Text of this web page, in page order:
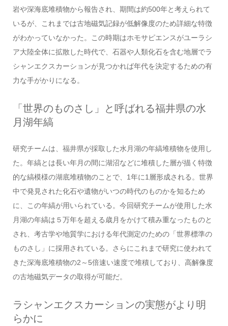
岩や深海底堆積物から報告され、期間は約500年と考えられて
いるが、これまでは古地磁気記録が低解像度のため詳細な特徴
がわかっていなかった。この時期はホモサピエンスがユーラシ
ア大陸全体に拡散した時代で、石器や人類化石を含む地層でラ
シャンエクスカーションが見つかれば年代を決定するための有
力な手がかりになる。
「世界のものさし」と呼ばれる福井県の水
月湖年縞
研究チームは、福井県が採取した水月湖の年縞堆積物を使用し
た。年縞とは長い年月の間に湖沼などに堆積した層が描く特徴
的な縞模様の湖底堆積物のことで、1年に1層形成される。世界
中で発見された化石や遺物がいつの時代のものかを知るため
に、この年縞が用いられている。今回研究チームが使用した水
月湖の年縞は５万年を超える歳月をかけて積み重なったものと
され、考古学や地質学における年代測定のための「世界標準の
ものさし」に採用されている。さらにこれまで研究に使われて
きた深海底堆積物の2～5倍速い速度で堆積しており、高解像度
の古地磁気データの取得が可能だ。
ラシャンエクスカーションの実態がより明
らかに